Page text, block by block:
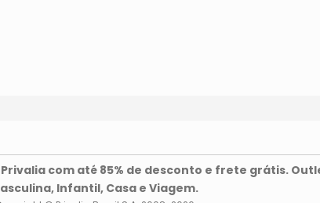
com até 85% de desconto e frete grátis.
Infantil, Casa e Viagem.